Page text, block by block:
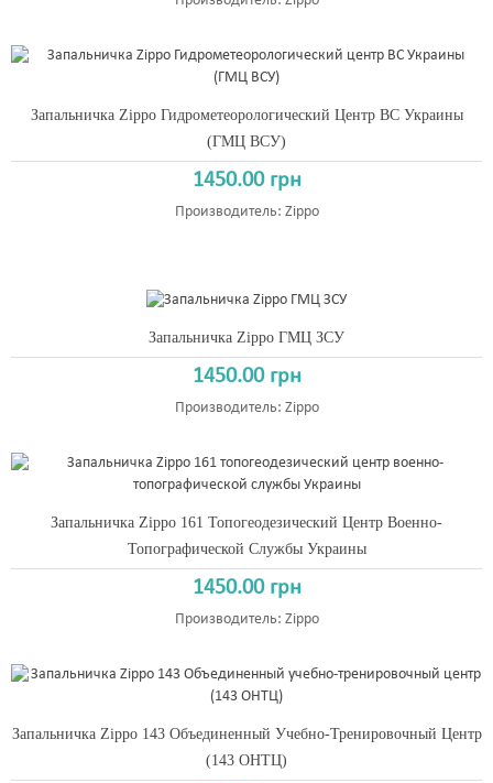
Запальничка Zippo Гидрометеорологический Центр ВС Украины
(ГМЦ ВСУ)
1450.00 грн
Производитель: Zippo
Запальничка Zippo ГМЦ ЗСУ
1450.00 грн
Производитель: Zippo
Запальничка Zippo 161 Топогеодезический Центр Военно-
Топографической Службы Украины
1450.00 грн
Производитель: Zippo
Запальничка Zippo 143 Объединенный Учебно-Тренировочный Центр
(143 ОНТЦ)